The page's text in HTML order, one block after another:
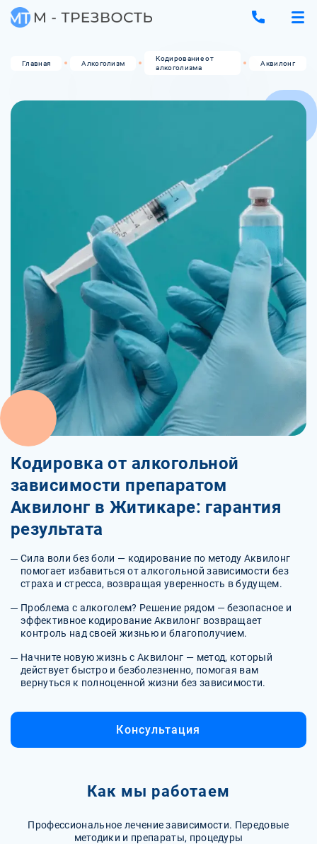
Главная Алкоголизм
Кодирование от
алкоголизма
Аквилонг
Кодировка от алкогольной
зависимости препаратом
Аквилонг в Житикаре: гарантия
результата
Сила воли без боли — кодирование по методу Аквилонг
помогает избавиться от алкогольной зависимости без
страха и стресса, возвращая уверенность в будущем.
Проблема с алкоголем? Решение рядом — безопасное и
эффективное кодирование Аквилонг возвращает
контроль над своей жизнью и благополучием.
Начните новую жизнь с Аквилонг — метод, который
действует быстро и безболезненно, помогая вам
вернуться к полноценной жизни без зависимости.
Консультация
Как мы работаем
Профессиональное лечение зависимости. Передовые
методики и препараты, процедуры